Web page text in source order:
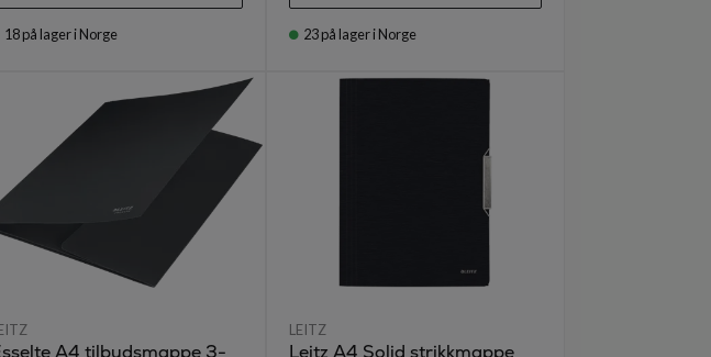
18 på lager i Norge 23på lager i Norge
A4 tilbudsmappe 3-
LEITZ
Leitz A4 Solid strikkmappe